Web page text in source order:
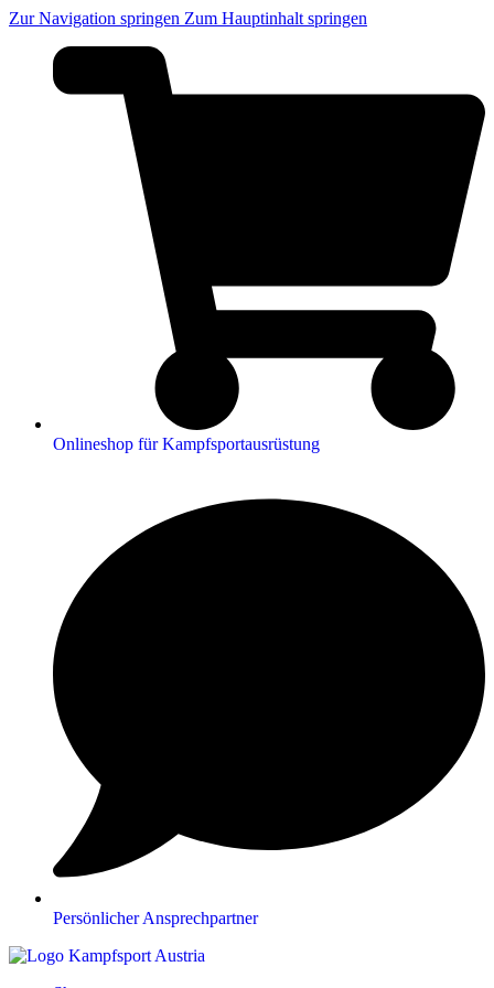
Zur Navigation springen Zum Hauptinhalt springen
Onlineshop für Kampfsportausrüstung
Persönlicher Ansprechpartner